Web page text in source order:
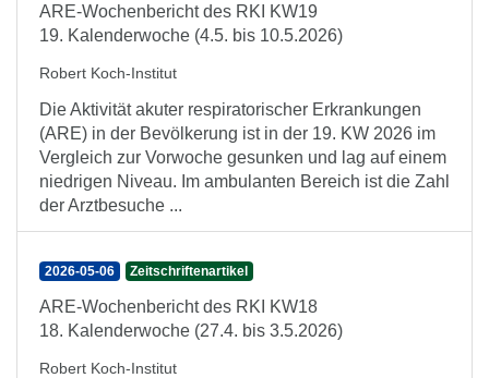
ARE-Wochenbericht des RKI KW19
19. Kalenderwoche (4.5. bis 10.5.2026)
Robert Koch-Institut
Die Aktivität akuter respiratorischer Erkrankungen
(ARE) in der Bevölkerung ist in der 19. KW 2026 im
Vergleich zur Vorwoche gesunken und lag auf einem
niedrigen Niveau. Im ambulanten Bereich ist die Zahl
der Arztbesuche ...
2026-05-06 Zeitschriftenartikel
ARE-Wochenbericht des RKI KW18
18. Kalenderwoche (27.4. bis 3.5.2026)
Robert Koch-Institut